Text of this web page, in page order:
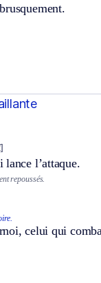
lance l’attaque.
repoussés.
celui qui